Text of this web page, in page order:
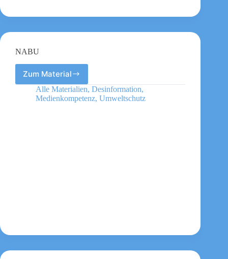
NABU
Zum Material
NABU
Alle Materialien, Desinformation,
Medienkompetenz, Umweltschutz